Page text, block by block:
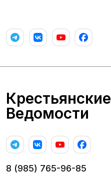
Крестьянские
Ведомости
8 (985) 765-96-85